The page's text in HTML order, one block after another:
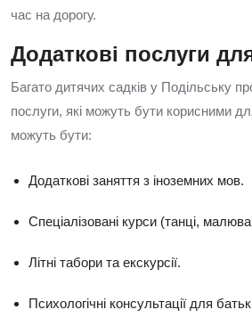
час на дорогу.
Додаткові послуги
Багато дитячих садків у Подільську
послуги, які можуть бути корисними
можуть бути:
Додаткові заняття з іноземних мов.
Спеціалізовані курси (танці,
Літні табори та екскурсії.
Психологічні консультації для